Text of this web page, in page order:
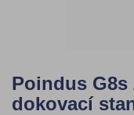
Poindus
dokovací